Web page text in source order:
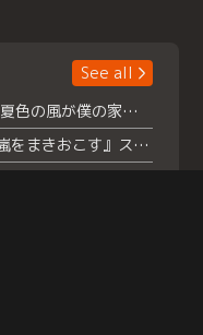
See all
浮所飛貴主演！ 【夏色の風が僕の家にやってきた】 本日よりテラサで独占配信スタート！
『夏色の雲が恋と嵐をまきおこす』スペシャルメイキング 【Part1】2026年７月18日（土）23時30分～配信スタート！話題のシーンの裏側を大公開！豪華キャスト大集合！ 『武宮家 真夏の家族会議』開催！